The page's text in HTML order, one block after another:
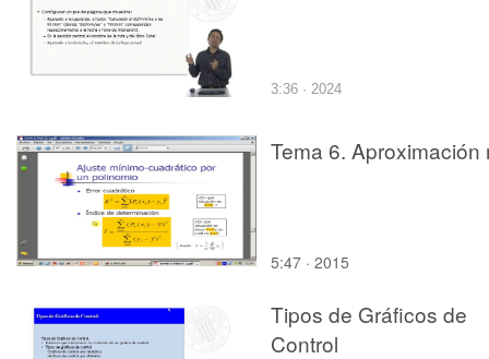
3:36 · 2024
Tema 6. Aproximación
5:47 · 2015
Tipos de Gráficos de
Control